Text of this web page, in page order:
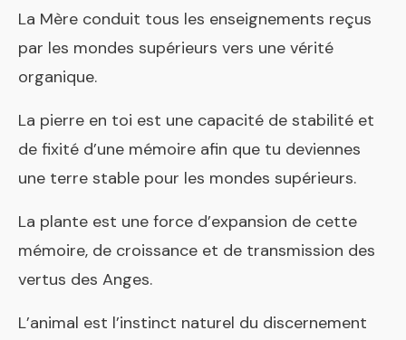
La Mère conduit tous les enseignements reçus
par les mondes supérieurs vers une vérité
organique.
La pierre en toi est une capacité de stabilité et
de fixité d’une mémoire afin que tu deviennes
une terre stable pour les mondes supérieurs.
La plante est une force d’expansion de cette
mémoire, de croissance et de transmission des
vertus des Anges.
L’animal est l’instinct naturel du discernement